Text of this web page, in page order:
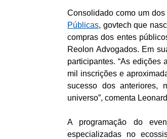
Consolidado como um
Públicas, govtech que
compras dos entes
Reolon Advogados. Em
participantes. “As edições
mil inscrições e
sucesso dos anteriores,
universo”, comenta
A programação do
especializadas no